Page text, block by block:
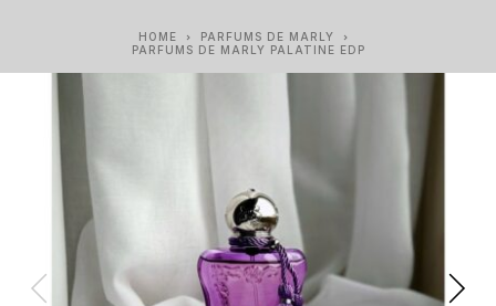
HOME
PARFUMS DE MARLY
PARFUMS DE MARLY PALATINE EDP